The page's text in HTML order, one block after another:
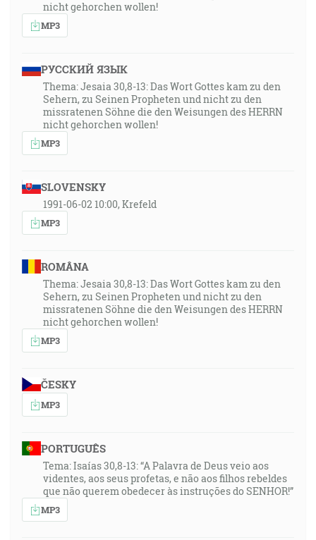
nicht gehorchen wollen!
MP3
РУССКИЙ ЯЗЫК
Thema: Jesaia 30,8-13: Das Wort Gottes kam zu den
Sehern, zu Seinen Propheten und nicht zu den
missratenen Söhne die den Weisungen des HERRN
nicht gehorchen wollen!
MP3
SLOVENSKY
1991-06-02 10:00, Krefeld
MP3
ROMÂNA
Thema: Jesaia 30,8-13: Das Wort Gottes kam zu den
Sehern, zu Seinen Propheten und nicht zu den
missratenen Söhne die den Weisungen des HERRN
nicht gehorchen wollen!
MP3
ČESKY
MP3
PORTUGUÊS
Tema: Isaías 30,8-13: “A Palavra de Deus veio aos
videntes, aos seus profetas, e não aos filhos rebeldes
que não querem obedecer às instruções do SENHOR!”
MP3